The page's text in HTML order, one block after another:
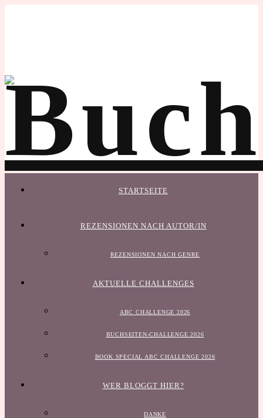
STARTSEITE
REZENSIONEN NACH AUTOR/IN
REZENSIONEN NACH GENRE
AKTUELLE CHALLENGES
ABC CHALLENGE 2026
BUCHSEITEN-CHALLENGE 2026
BOOK SPECIAL ABC CHALLENGE 2026
WER BLOGGT HIER?
DANKE